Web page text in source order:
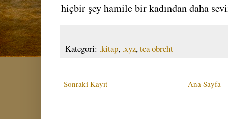
hiçbir şey hamile bir kadından daha
Kategori: .kitap, .xyz,tea obreht
Sonraki Kayıt Ana Sayfa